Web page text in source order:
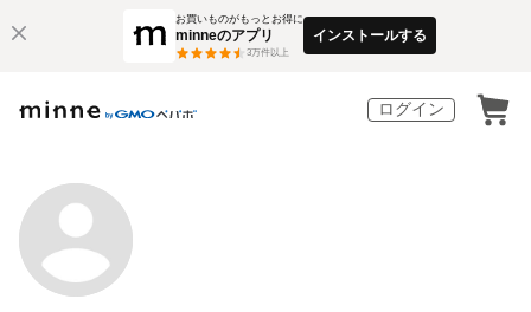
お買いものがもっとお得に
minneのアプリ
3万件以上
インストールする
ログイン